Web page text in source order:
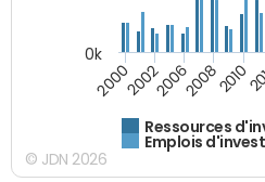
Ressources
Emplois
20002002200620082010
0k
© JDN 2026